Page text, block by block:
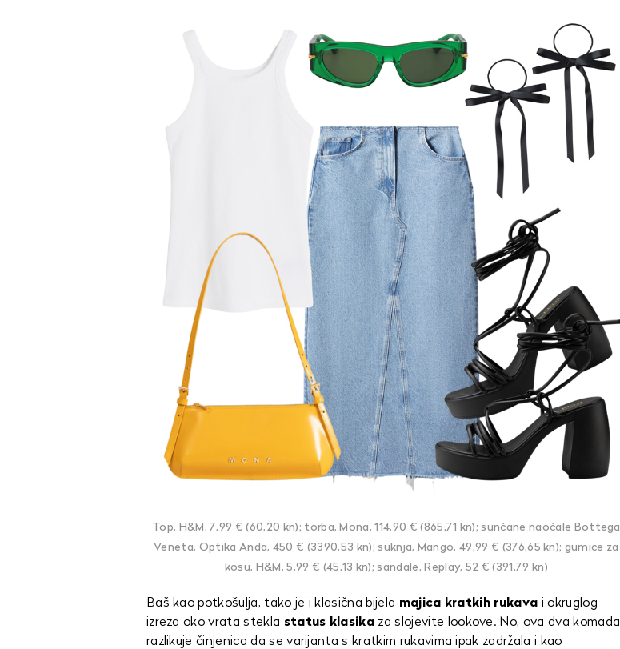
Top, H&M, 7,99 € (60,20 kn); torba, Mona, 114,90 € (865,71 kn); sunčane naočale Bottega
Veneta, Optika Anda, 450 € (3390,53 kn); suknja, Mango, 49,99 € (376,65 kn); gumice za
kosu, H&M, 5,99 € (45,13 kn); sandale, Replay, 52 € (391,79 kn)
Baš kao potkošulja, tako je i klasična bijela majica kratkih rukava i okruglog
izreza oko vrata stekla status klasika za slojevite lookove. No, ova dva komada
razlikuje činjenica da se varijanta s kratkim rukavima ipak zadržala i kao